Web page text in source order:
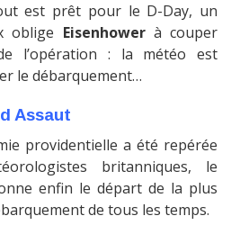
est prêt pour le D-Day, un
oblige Eisenhowerà couper
l’opération : la météo est
le débarquement…
Assaut
providentielle a été repérée
britanniques, le
enfin le départ de la plus
de tous les temps.